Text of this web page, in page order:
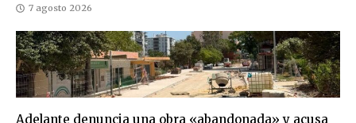
7 agosto 2026
Adelante denuncia una obra «abandonada» y acusa